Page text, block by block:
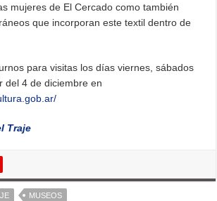
mujeres de El Cercado como también
que incorporan este textil dentro de
para visitas los días viernes, sábados
del 4 de diciembre en
Traje
MUSEOS